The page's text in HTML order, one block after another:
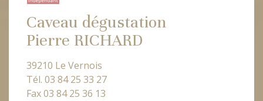
Caveau dégustation
Pierre RICHARD
39210 Le Vernois
Tél. 03 84 25 33 27
Fax 03 84 25 36 13